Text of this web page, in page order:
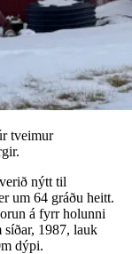
tveimur
nýtt til
um 64 gráðu heitt.
á fyrr holunni
1987, lauk
dýpi.